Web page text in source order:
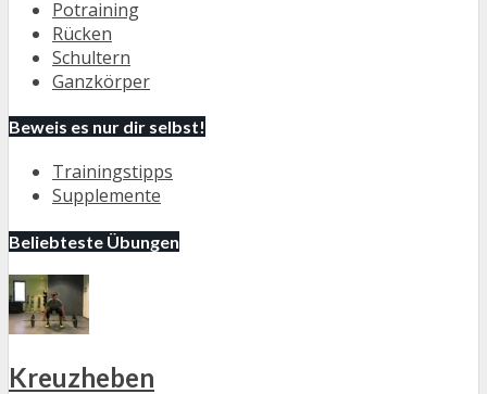
Potraining
Rücken
Schultern
Ganzkörper
Beweis es nur dir selbst!
Trainingstipps
Supplemente
Beliebteste Übungen
Kreuzheben